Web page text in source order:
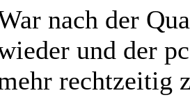
nach der
und der
rechtzeitig